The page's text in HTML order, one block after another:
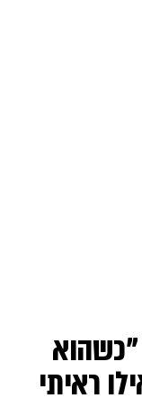
"כשהוא
ראיתי